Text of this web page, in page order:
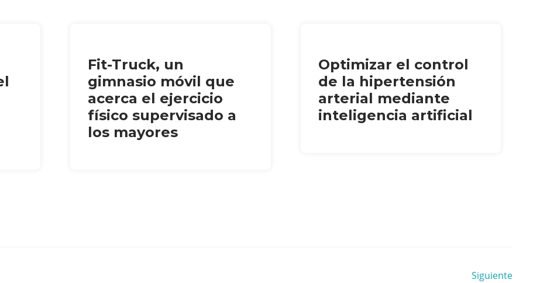
Fit-Truck, un
gimnasio móvil que
acerca el ejercicio
físico supervisado a
los mayores
Optimizar el control
de la hipertensión
arterial mediante
inteligencia artificial
Siguiente